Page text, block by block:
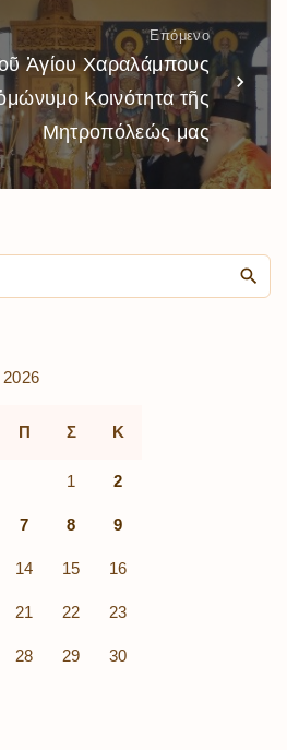
Επόμενο
Ἁγίου Χαραλάμπους
Κοινότητα τῆς
Μητροπόλεώς μας
Π Σ Κ
1 2
7 8 9
14 15 16
21 22 23
28 29 30